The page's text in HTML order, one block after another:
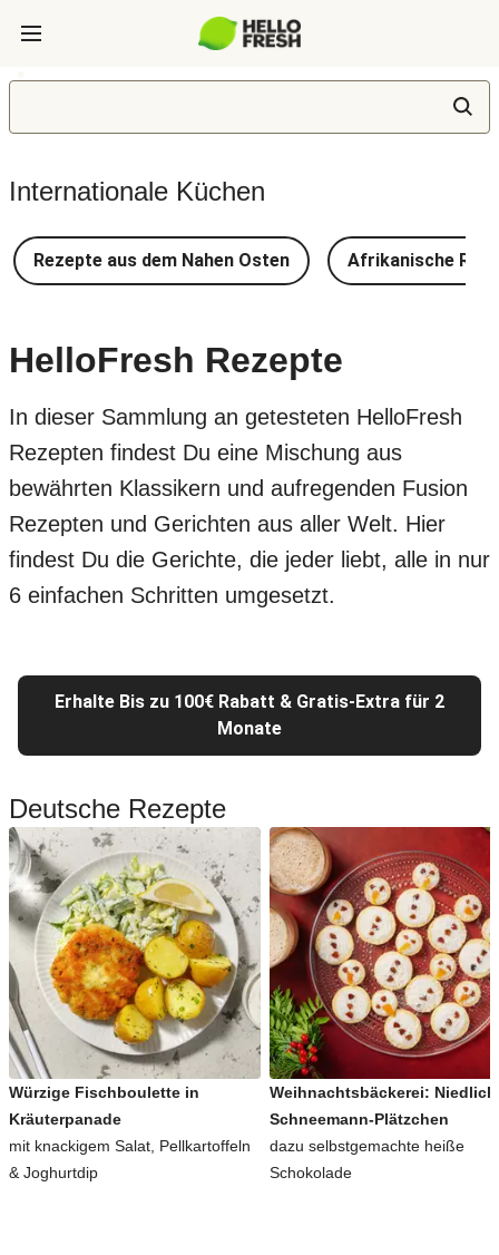
Internationale Küchen
Rezepte aus dem Nahen Osten Afrikanische
HelloFresh Rezepte
In dieser Sammlung an getesteten HelloFresh
Rezepten findest Du eine Mischung aus
bewährten Klassikern und aufregenden Fusion
Rezepten und Gerichten aus aller Welt. Hier
findest Du die Gerichte, die jeder liebt, alle in nur
6 einfachen Schritten umgesetzt.
Erhalte Bis zu 100€ Rabatt & Gratis-Extra für 2
Monate
Deutsche Rezepte
Würzige Fischboulette in
Kräuterpanade
mit knackigem Salat, Pellkartoffeln
& Joghurtdip
Weihnachtsbäckerei:
Schneemann-Plätzchen
dazu selbstgemachte heiße
Schokolade